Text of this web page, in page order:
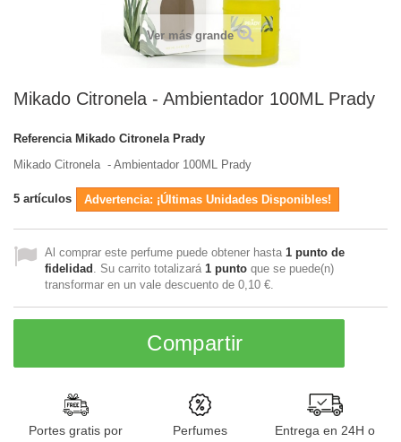
Ver más grande
Mikado Citronela - Ambientador 100ML Prady
Referencia Mikado Citronela Prady
Mikado Citronela - Ambientador 100ML Prady
5 artículos Advertencia: ¡Últimas Unidades Disponibles!
Al comprar este perfume puede obtener hasta 1 punto de
fidelidad . Su carrito totalizará 1 punto que se puede(n)
transformar en un vale descuento de 0,10 €
Compartir
Portes gratis por
Perfumes
Entrega en 24H o